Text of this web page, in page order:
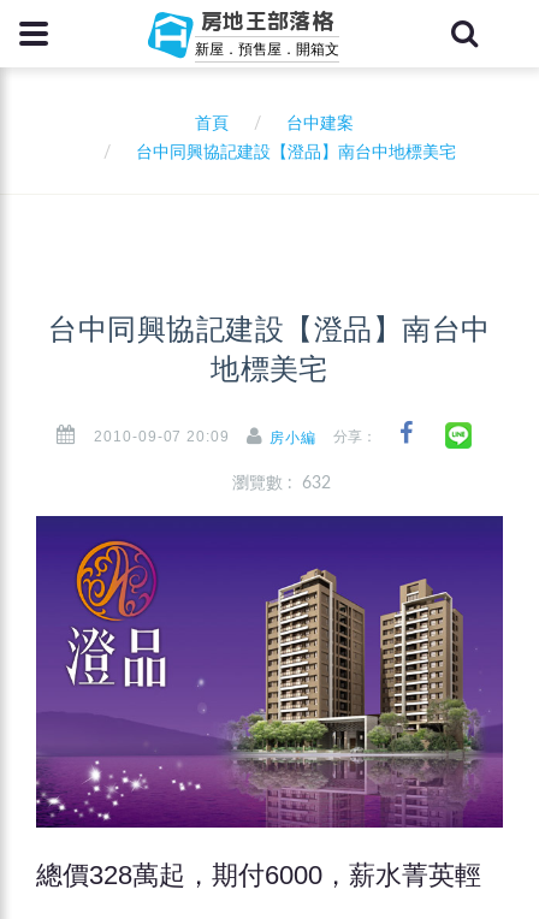
房地王部落格
新屋．預售屋．開箱文
首頁
台中建案
台中同興協記建設【澄品】南台中地標美宅
台中同興協記建設【澄品】南台中
地標美宅
2010-09-07 20:09 房小編 分享：
瀏覽數 : 632
總價328萬起，期付6000，薪水菁英輕